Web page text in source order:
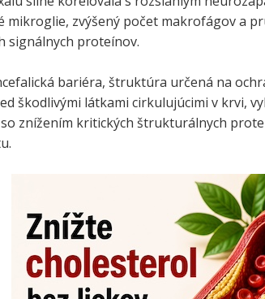
mikroglie, zvýšený počet makrofágov a
signálnych proteínov.
bariéra, štruktúra určená na
škodlivými látkami cirkulujúcimi v krvi,
znížením kritických štrukturálnych